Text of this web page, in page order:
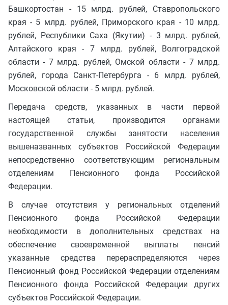
Башкортостан - 15 млрд. рублей, Ставропольского
края - 5 млрд. рублей, Приморского края - 10 млрд.
рублей, Республики Саха (Якутии) - 3 млрд. рублей,
Алтайского края - 7 млрд. рублей, Волгоградской
области - 7 млрд. рублей, Омской области - 7 млрд.
рублей, города Санкт-Петербурга - 6 млрд. рублей,
Московской области - 5 млрд. рублей.
Передача средств, указанных в части первой
настоящей статьи, производится органами
государственной службы занятости населения
вышеназванных субъектов Российской Федерации
непосредственно соответствующим региональным
отделениям Пенсионного фонда Российской
Федерации.
В случае отсутствия у региональных отделений
Пенсионного фонда Российской Федерации
необходимости в дополнительных средствах на
обеспечение своевременной выплаты пенсий
указанные средства перераспределяются через
Пенсионный фонд Российской Федерации отделениям
Пенсионного фонда Российской Федерации других
субъектов Российской Федерации.